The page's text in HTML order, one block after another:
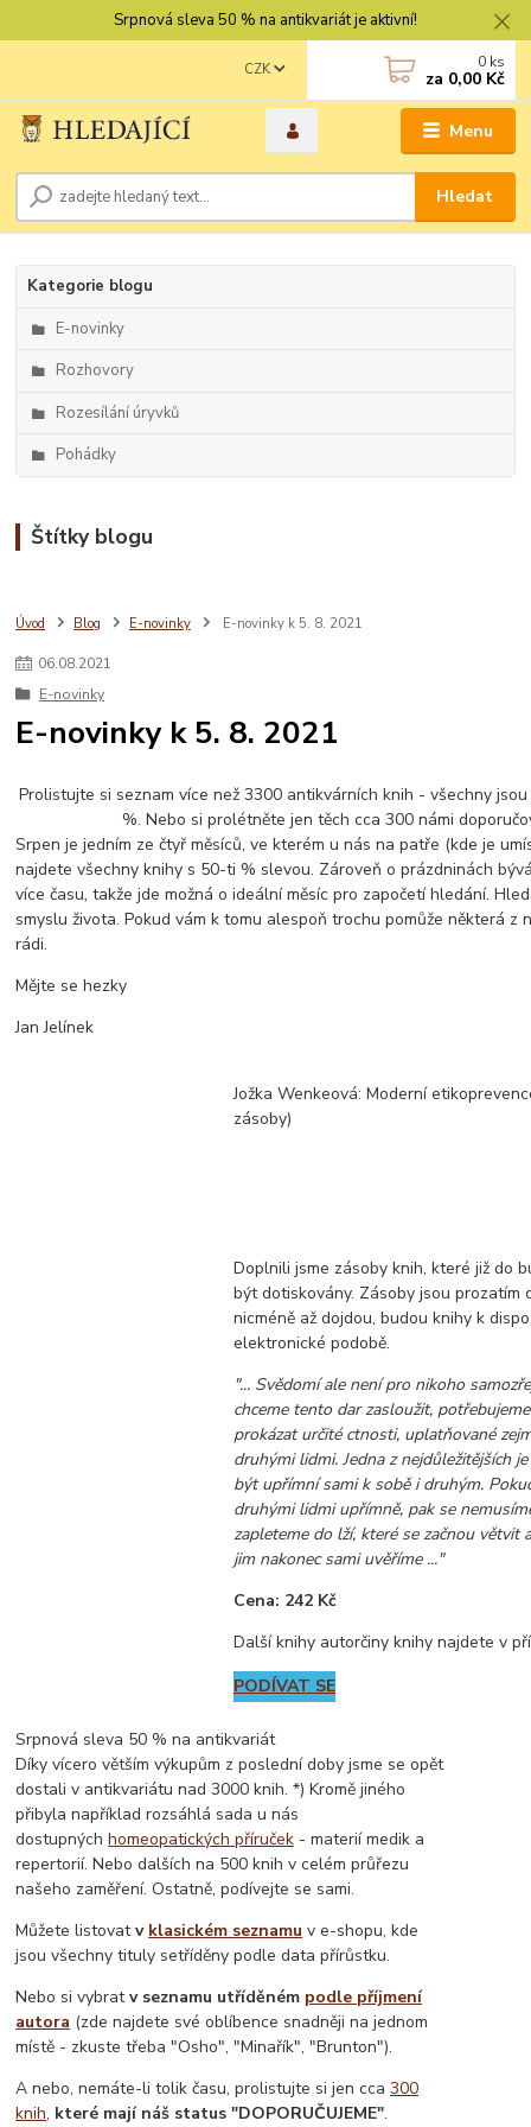
Srpnová sleva 50 % na antikvariát je aktivní!
Menu
CZK
Hledat
0 ks
za 0,00 Kč
Kategorie blogu
E-novinky
Rozhovory
Rozesílání úryvků
Pohádky
Štítky blogu
Úvod Blog E-novinky E-novinky k 5. 8. 2021
06.08.2021
E-novinky
E-novinky k 5. 8. 2021
Prolistujte si seznam více než 3300 antikvárních knih - všechny
%. Nebo si prolétněte jen těch cca 300 námi
Srpen je jedním ze čtyř měsíců, ve kterém u nás na patře (kde je
najdete všechny knihy s 50-ti % slevou. Zároveň o prázdninách
více času, takže jde možná o ideální měsíc pro započetí hledání.
smyslu života. Pokud vám k tomu alespoň trochu pomůže některá z
rádi.
Mějte se hezky
Jan Jelínek
Jožka Wenkeová: Moderní
zásoby)
Doplnili jsme zásoby knih, které již do
být dotiskovány. Zásoby jsou prozatím
nicméně až dojdou, budou knihy k
elektronické podobě.
"... Svědomí ale není pro nikoho
chceme tento dar zasloužit,
prokázat určité ctnosti, uplatňované
druhými lidmi. Jedna z nejdůležitějších
být upřímní sami k sobě i druhým.
druhými lidmi upřímně, pak se
zapleteme do lží, které se začnou větvit
jim nakonec sami uvěříme ..."
Cena: 242 Kč
Další knihy autorčiny knihy najdete v
PODÍVAT SE
Srpnová sleva 50 % na antikvariát
Díky vícero větším výkupům z poslední doby jsme se opět
dostali v antikvariátu nad 3000 knih. *) Kromě jiného
přibyla například rozsáhlá sada u nás
dostupnýchhomeopatických příruček - materií medik a
repertorií. Nebo dalších na 500 knih v celém průřezu
našeho zaměření. Ostatně, podívejte se sami.
Můžete listovatv klasickém seznamu v e-shopu, kde
jsou všechny tituly setříděny podle data přírůstku.
Nebo si vybratv seznamu utříděném podle příjmení
autora (zde najdete své oblíbence snadněji na jednom
místě - zkuste třeba "Osho", "Minařík", "Brunton").
A nebo, nemáte-li tolik času, prolistujte si jen cca300
knih, které mají náš status "DOPORUČUJEME".